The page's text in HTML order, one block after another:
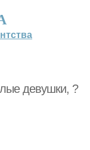
девушки, ?